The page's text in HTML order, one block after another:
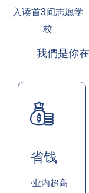
入读首3间志愿学
校
我們是你
省钱
·业内超高